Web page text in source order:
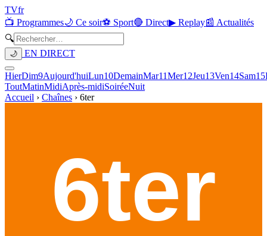
TVfr
📺 Programmes🌙 Ce soir⚽ Sport🔴 Direct▶ Replay📰 Actualités
🔍
🌙 EN DIRECT
HierDim9Aujourd'huiLun10DemainMar11Mer12Jeu13Ven14Sam15
ToutMatinMidiAprès-midiSoiréeNuit
Accueil › Chaînes › 6ter